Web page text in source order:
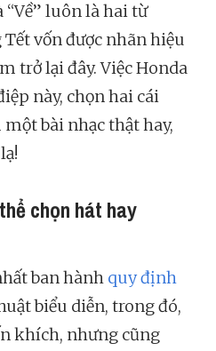
“Về” luôn là hai từ
vốn được nhãn hiệu
trở lại đây. Việc Honda
này, chọn hai cái
bài nhạc thật hay,
chọn hát hay
ban hành quy định
biểu diễn, trong đó,
khích, nhưng cũng